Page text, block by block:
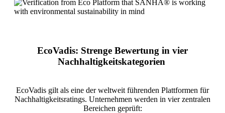
EcoVadis: Strenge Bewertung in vier
Nachhaltigkeitskategorien
EcoVadis gilt als eine der weltweit führenden Plattformen für
Nachhaltigkeitsratings. Unternehmen werden in vier zentralen
Bereichen geprüft: